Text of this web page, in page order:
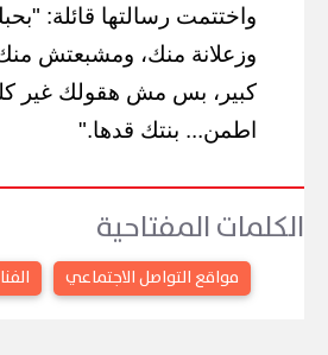
واختتمت رسالتها قائلة:
وزعلانة منك، ومشبعتش
كبير، بس مش هقولك غير
اطمن... بنتك قدها."
الكلمات المفتاحية
مواقع التواصل الاجتماعي